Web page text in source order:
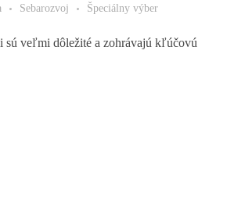
Sebarozvoj Špeciálny výber
sú veľmi dôležité a zohrávajú kľúčovú